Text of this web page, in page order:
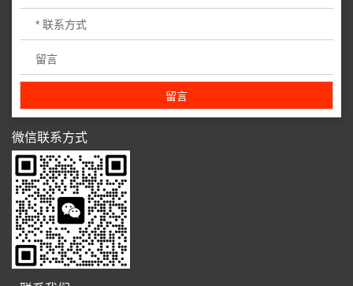
微信联系方式